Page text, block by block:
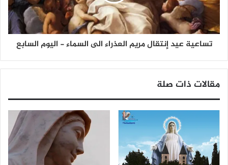
تساعية عيد إنتقال مريم العذراء الى السماء - اليوم السابع
مقالات ذات صلة